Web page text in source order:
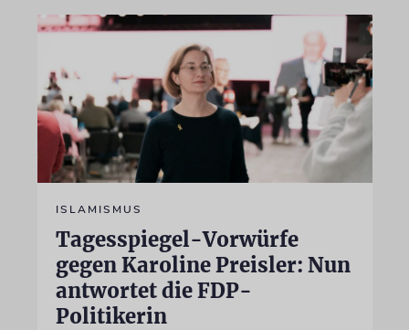
ISLAMISMUS
Tagesspiegel-Vorwürfe
gegen Karoline Preisler: Nun
antwortet die FDP-
Politikerin